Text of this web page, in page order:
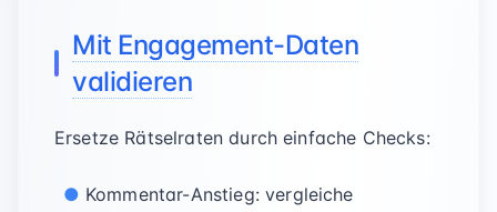
Mit Engagement-Daten
validieren
Ersetze Rätselraten durch einfache Checks:
Kommentar-Anstieg: vergleiche